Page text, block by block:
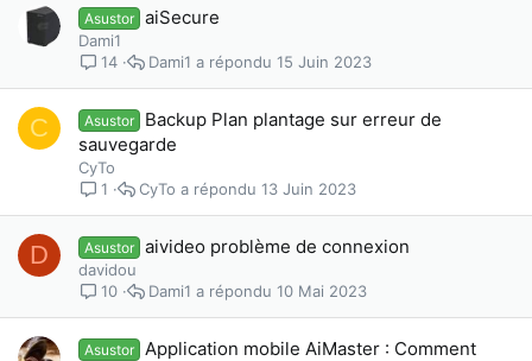
Asustor aiSecure
Dami1
14
15 Juin 2023
Dami1
C Asustor
Backup Plan plantage sur erreur de
sauvegarde
CyTo
1
13 Juin 2023
CyTo
D Asustor aivideo problème de connexion
davidou
10
10 Mai 2023
Dami1
Asustor
Application mobile AiMaster : Comment